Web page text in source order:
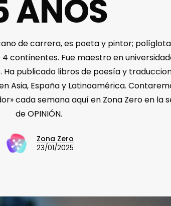
AÑOS
de carrera, es poeta y pintor;
continentes. Fue maestro en
Ha publicado libros de poesía y
Asia, España y Latinoamérica.
cada semana aquí en Zona Zero en la
de OPINIÓN.
Zona Zero
23/01/2025